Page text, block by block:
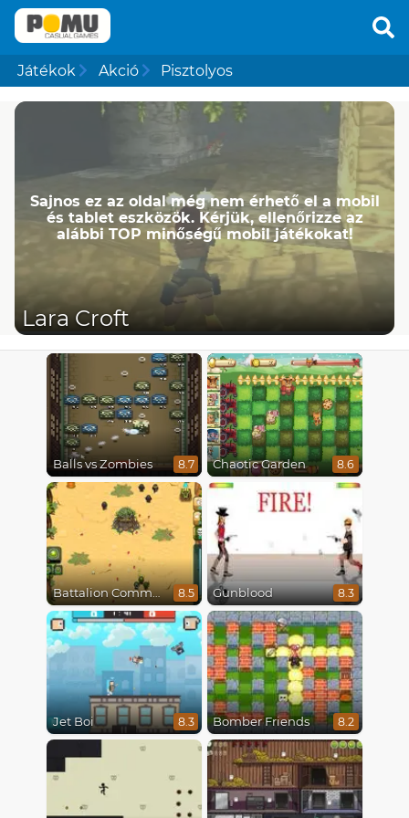
Játékok Akció Pisztolyos
Sajnos ez az oldal még nem érhető el a mobil
és tablet eszközök. Kérjük, ellenőrizze az
alábbi TOP minőségű mobil játékokat!
Lara Croft
Balls vs Zombies 8.7 Chaotic Garden 8.6
Battalion Commander 8.5 Gunblood 8.3
Jet Boi 8.3 Bomber Friends 8.2